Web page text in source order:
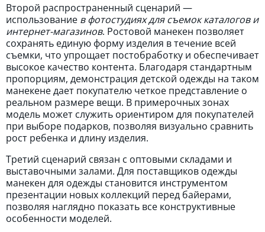
Второй распространенный сценарий —
использование в фотостудиях для съемок каталогов и
интернет-магазинов. Ростовой манекен позволяет
сохранять единую форму изделия в течение всей
съемки, что упрощает постобработку и обеспечивает
высокое качество контента. Благодаря стандартным
пропорциям, демонстрация детской одежды на таком
манекене дает покупателю четкое представление о
реальном размере вещи. В примерочных зонах
модель может служить ориентиром для покупателей
при выборе подарков, позволяя визуально сравнить
рост ребенка и длину изделия.
Третий сценарий связан с оптовыми складами и
выставочными залами. Для поставщиков одежды
манекен для одежды становится инструментом
презентации новых коллекций перед байерами,
позволяя наглядно показать все конструктивные
особенности моделей.